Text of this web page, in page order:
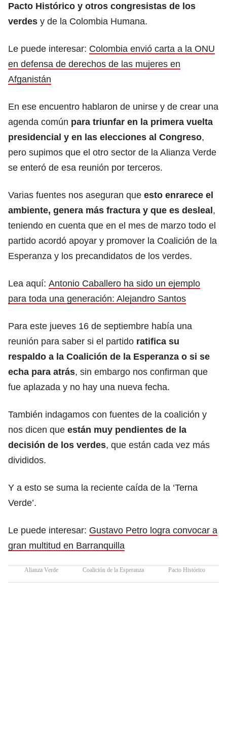
Pacto Histórico y otros congresistas de los
verdes y de la Colombia Humana.
Le puede interesar: Colombia envió carta a la ONU
en defensa de derechos de las mujeres en
Afganistán
En ese encuentro hablaron de unirse y de crear una
agenda común para triunfar en la primera vuelta
presidencial y en las elecciones al Congreso,
pero supimos que el otro sector de la Alianza Verde
se enteró de esa reunión por terceros.
Varias fuentes nos aseguran que esto enrarece el
ambiente, genera más fractura y que es desleal,
teniendo en cuenta que en el mes de marzo todo el
partido acordó apoyar y promover la Coalición de la
Esperanza y los precandidatos de los verdes.
Lea aquí: Antonio Caballero ha sido un ejemplo
para toda una generación: Alejandro Santos
Para este jueves 16 de septiembre había una
reunión para saber si el partido ratifica su
respaldo a la Coalición de la Esperanza o si se
echa para atrás, sin embargo nos confirman que
fue aplazada y no hay una nueva fecha.
También indagamos con fuentes de la coalición y
nos dicen que están muy pendientes de la
decisión de los verdes, que están cada vez más
divididos.
Y a esto se suma la reciente caída de la ‘Terna
Verde’.
Le puede interesar: Gustavo Petro logra convocar a
gran multitud en Barranquilla
Alianza Verde Coalición de la Esperanza Pacto Histórico